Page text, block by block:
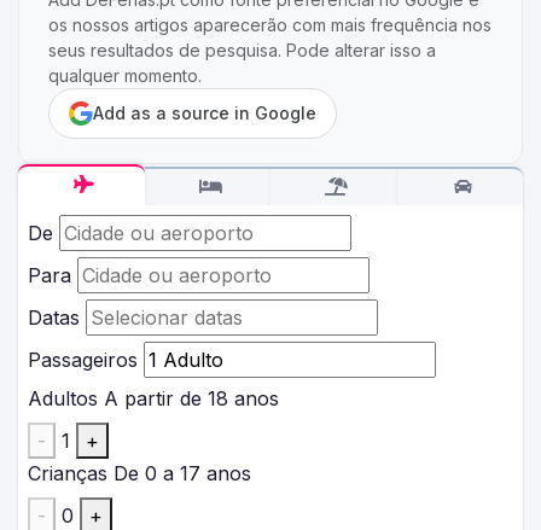
De
Para
Datas
Passageiros
Adultos A partir de 18 anos
-
1
+
Crianças De 0 a 17 anos
-
0
+
os nossos artigos aparecerão com mais frequência nos
seus resultados de pesquisa. Pode alterar isso a
qualquer momento.
Add as a source in Google